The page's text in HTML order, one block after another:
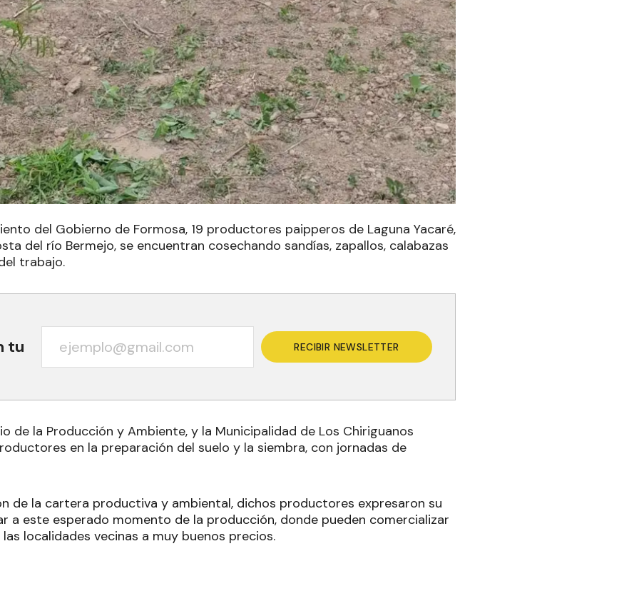
del Gobierno de Formosa, 19 productores paipperos de Laguna Yacaré,
del río Bermejo, se encuentran cosechando sandías, zapallos, calabazas
trabajo.
tu RECIBIR NEWSLETTER
de la Producción y Ambiente, y la Municipalidad de Los Chiriguanos
en la preparación del suelo y la siembra, con jornadas de
de la cartera productiva y ambiental, dichos productores expresaron su
a este esperado momento de la producción, donde pueden comercializar
localidades vecinas a muy buenos precios.